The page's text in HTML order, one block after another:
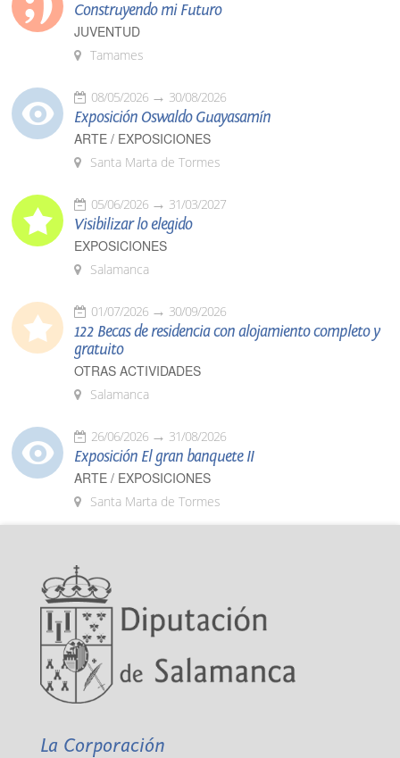
Construyendo mi Futuro
JUVENTUD
Tamames
08/05/2026 30/08/2026
Exposición Oswaldo Guayasamín
ARTE / EXPOSICIONES
Santa Marta de Tormes
05/06/2026 31/03/2027
Visibilizar lo elegido
EXPOSICIONES
Salamanca
01/07/2026 30/09/2026
122 Becas de residencia con alojamiento completo y
gratuito
OTRAS ACTIVIDADES
Salamanca
26/06/2026 31/08/2026
Exposición El gran banquete II
ARTE / EXPOSICIONES
Santa Marta de Tormes
La Corporación